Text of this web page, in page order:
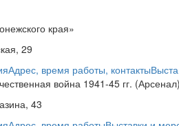
края»
29
Адрес, время работы, контакты
война 1941-45 гг.
43